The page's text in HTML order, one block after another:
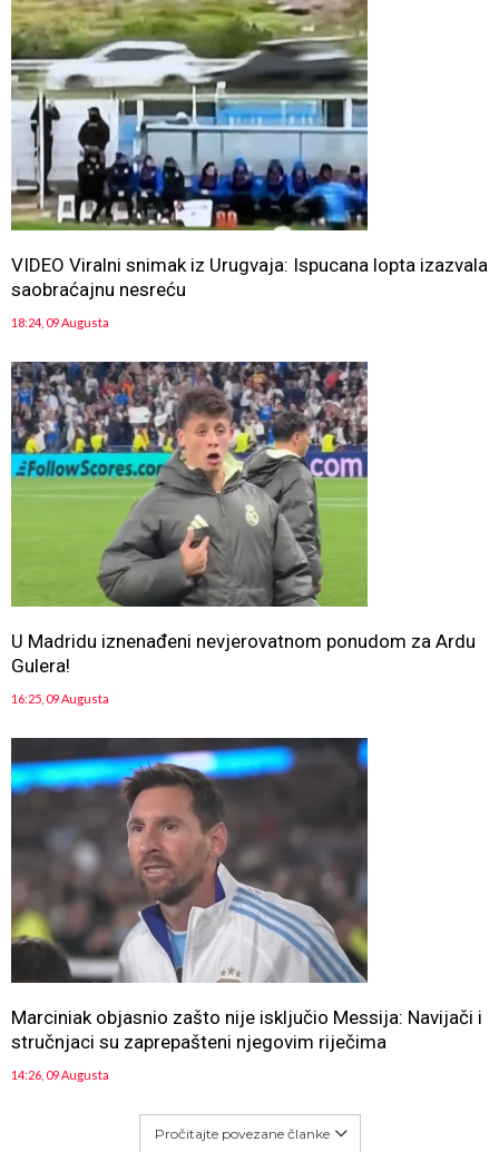
VIDEO Viralni snimak iz Urugvaja: Ispucana lopta izazvala
saobraćajnu nesreću
18:24, 09 Augusta
U Madridu iznenađeni nevjerovatnom ponudom za Ardu
Gulera!
16:25, 09 Augusta
Marciniak objasnio zašto nije isključio Messija: Navijači i
stručnjaci su zaprepašteni njegovim riječima
14:26, 09 Augusta
Pročitajte povezane članke